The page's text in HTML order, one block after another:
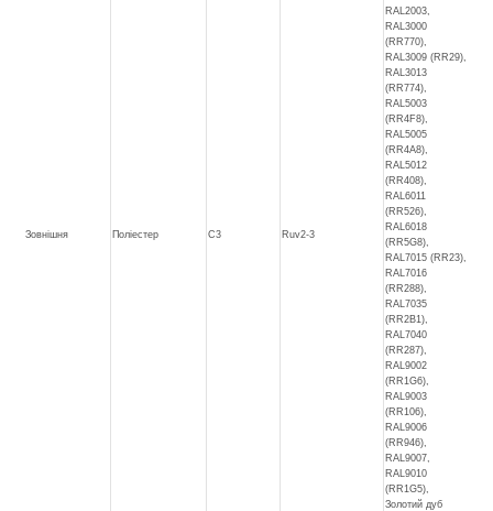
Зовнішня Поліестер C3 Ruv2-3
RAL2003,
RAL3000
(RR770),
RAL3009 (RR29),
RAL3013
(RR774),
RAL5003
(RR4F8),
RAL5005
(RR4A8),
RAL5012
(RR408),
RAL6011
(RR526),
RAL6018
(RR5G8),
RAL7015 (RR23),
RAL7016
(RR288),
RAL7035
(RR2B1),
RAL7040
(RR287),
RAL9002
(RR1G6),
RAL9003
(RR106),
RAL9006
(RR946),
RAL9007,
RAL9010
(RR1G5),
Золотий дуб